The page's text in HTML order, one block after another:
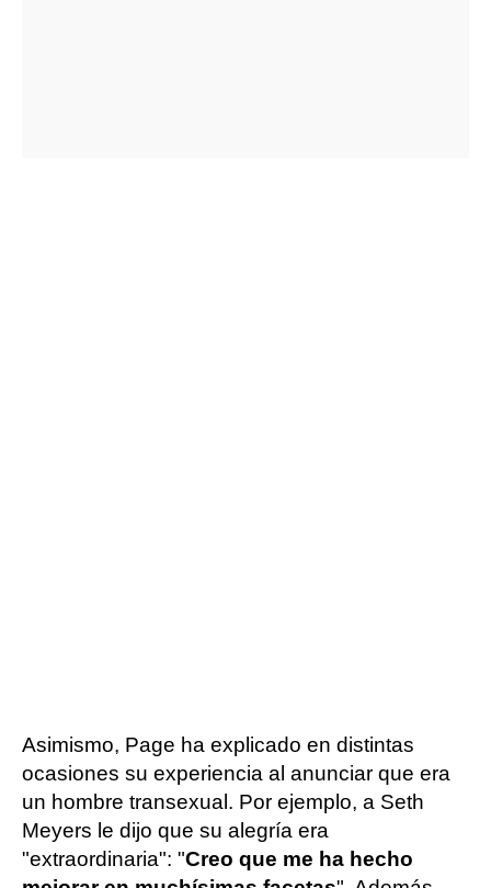
Asimismo, Page ha explicado en distintas
ocasiones su experiencia al anunciar que era
un hombre transexual. Por ejemplo, a Seth
Meyers le dijo que su alegría era
"extraordinaria": "Creo que me ha hecho